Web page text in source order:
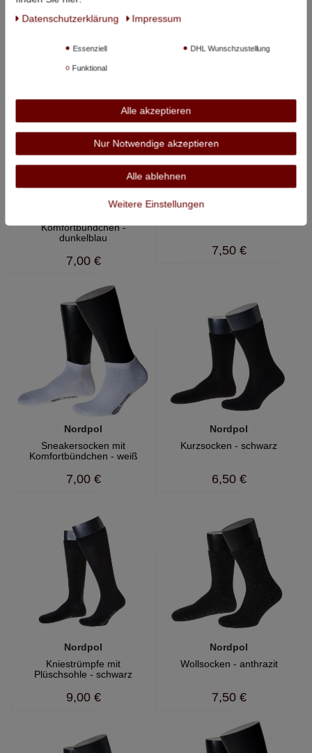
Komfortbündchen -
dunkelblau
7,00 €
7,50 €
Nordpol
Sneakersocken mit
Komfortbündchen - weiß
7,00 €
Nordpol
Kurzsocken - schwarz
6,50 €
Nordpol
Kniestrümpfe mit
Plüschsohle - schwarz
9,00 €
Nordpol
Wollsocken - anthrazit
7,50 €
Daten­schutz­erklärung
Impressum
Essenziell DHL Wunschzustellung
Funktional
Alle akzeptieren
Nur Notwendige akzeptieren
Alle ablehnen
Weitere Einstellungen